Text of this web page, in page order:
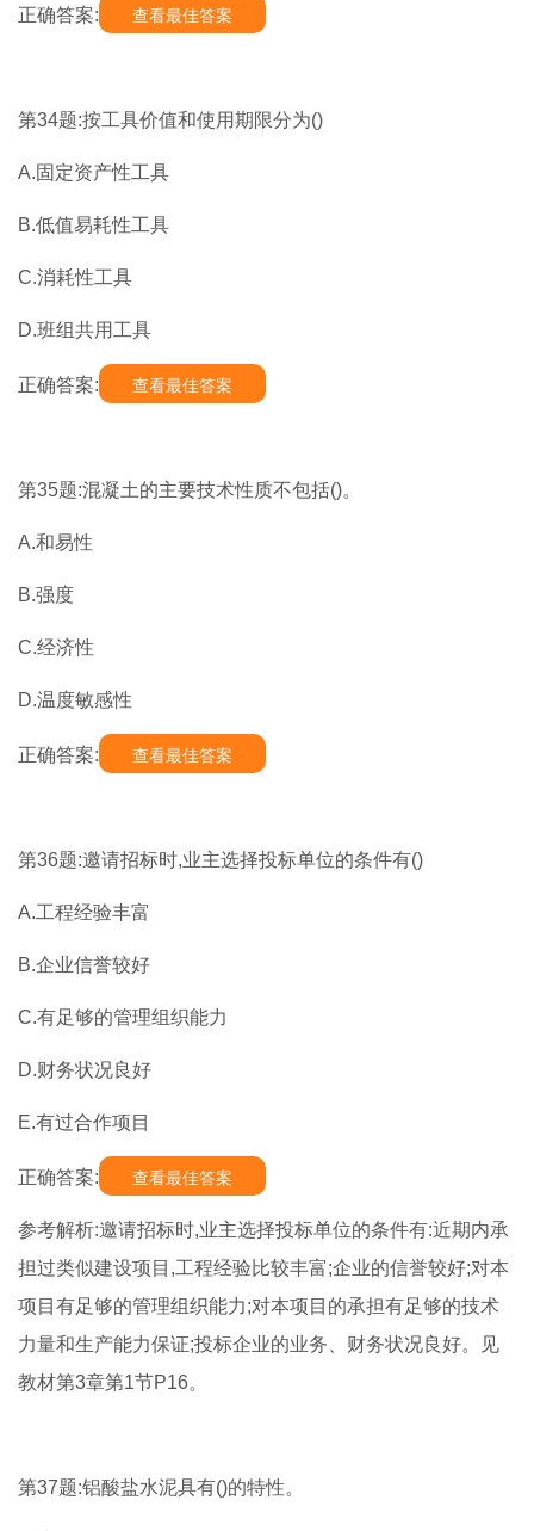
正确答案: 查看最佳答案
第34题:按工具价值和使用期限分为()
A.固定资产性工具
B.低值易耗性工具
C.消耗性工具
D.班组共用工具
正确答案: 查看最佳答案
第35题:混凝土的主要技术性质不包括()。
A.和易性
B.强度
C.经济性
D.温度敏感性
正确答案: 查看最佳答案
第36题:邀请招标时,业主选择投标单位的条件有()
A.工程经验丰富
B.企业信誉较好
C.有足够的管理组织能力
D.财务状况良好
E.有过合作项目
正确答案: 查看最佳答案
参考解析:邀请招标时,业主选择投标单位的条件有:近期内承
担过类似建设项目,工程经验比较丰富;企业的信誉较好;对本
项目有足够的管理组织能力;对本项目的承担有足够的技术
力量和生产能力保证;投标企业的业务、财务状况良好。见
教材第3章第1节P16。
第37题:铝酸盐水泥具有()的特性。